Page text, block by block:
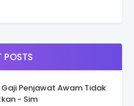
POSTS
Gaji Penjawat Awam Tidak
- Sim